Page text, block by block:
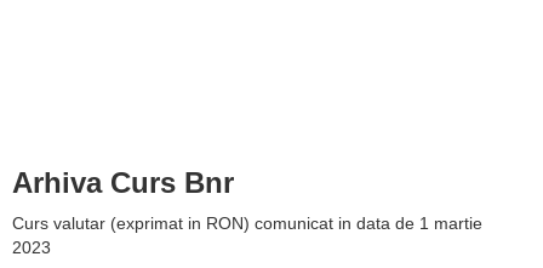
Arhiva Curs Bnr
Curs valutar (exprimat in RON) comunicat in data de 1 martie
2023